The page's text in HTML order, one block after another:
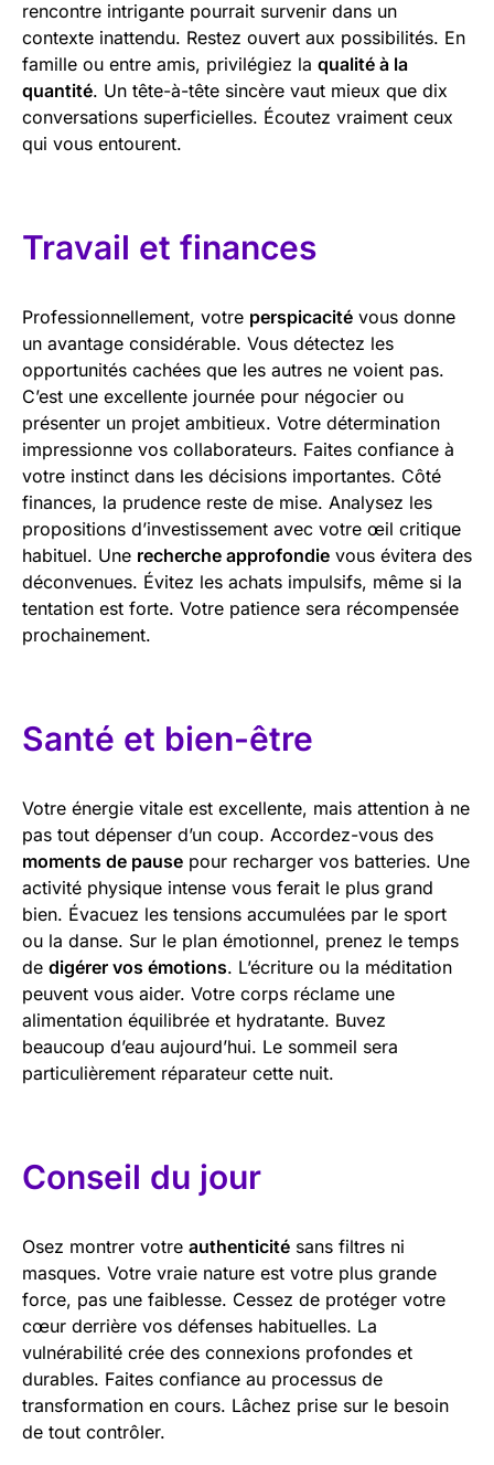
rencontre intrigante pourrait survenir dans un
contexte inattendu. Restez ouvert aux possibilités. En
famille ou entre amis, privilégiez la qualité à la
quantité. Un tête-à-tête sincère vaut mieux que dix
conversations superficielles. Écoutez vraiment ceux
qui vous entourent.
Travail et finances
Professionnellement, votre perspicacité vous donne
un avantage considérable. Vous détectez les
opportunités cachées que les autres ne voient pas.
C’est une excellente journée pour négocier ou
présenter un projet ambitieux. Votre détermination
impressionne vos collaborateurs. Faites confiance à
votre instinct dans les décisions importantes. Côté
finances, la prudence reste de mise. Analysez les
propositions d’investissement avec votre œil critique
habituel. Une recherche approfondie vous évitera des
déconvenues. Évitez les achats impulsifs, même si la
tentation est forte. Votre patience sera récompensée
prochainement.
Santé et bien-être
Votre énergie vitale est excellente, mais attention à ne
pas tout dépenser d’un coup. Accordez-vous des
moments de pause pour recharger vos batteries. Une
activité physique intense vous ferait le plus grand
bien. Évacuez les tensions accumulées par le sport
ou la danse. Sur le plan émotionnel, prenez le temps
de digérer vos émotions. L’écriture ou la méditation
peuvent vous aider. Votre corps réclame une
alimentation équilibrée et hydratante. Buvez
beaucoup d’eau aujourd’hui. Le sommeil sera
particulièrement réparateur cette nuit.
Conseil du jour
Osez montrer votre authenticité sans filtres ni
masques. Votre vraie nature est votre plus grande
force, pas une faiblesse. Cessez de protéger votre
cœur derrière vos défenses habituelles. La
vulnérabilité crée des connexions profondes et
durables. Faites confiance au processus de
transformation en cours. Lâchez prise sur le besoin
de tout contrôler.